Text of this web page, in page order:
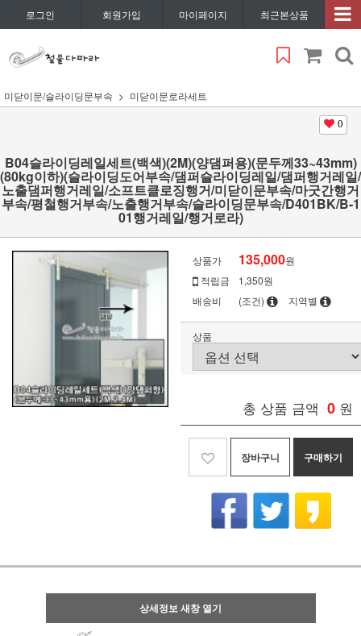
로그인 회원가입 마이페이지 최근본상품
미닫이문/슬라이딩문부속 미닫이문로라세트
0
B04슬라이딩레일세트(백색)(2M)(양댐퍼용)(문두께33~43mm)
(80kg이하)(슬라이딩도어부속/댐퍼슬라이딩레일/댐퍼행거레일/
노출댐퍼행거레일/소프트클로징행거/미닫이문부속/마굿간행거
부속/평철행거부속/노출행거부속/슬라이딩문부속/D401BK/B-1
01행거레일/행거로라)
상품가 135,000원
적립금
1,350원
배송비
(조건) 지역별
상품
총 상품 금액 0 원
장바구니 구매하기
상세정보 새창 열기